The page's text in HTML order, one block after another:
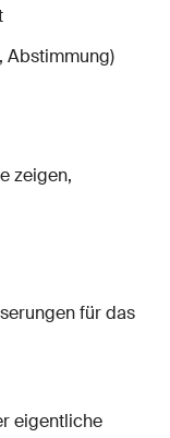
Abstimmung)
zeigen,
für das
eigentliche